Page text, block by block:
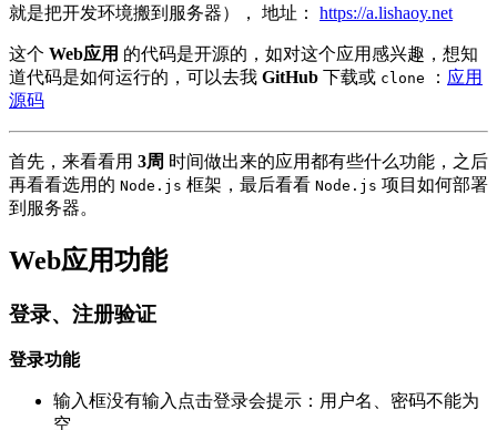
就是把开发环境搬到服务器）， 地址： https://a.lishaoy.net
这个 Web应用 的代码是开源的，如对这个应用感兴趣，想知
道代码是如何运行的，可以去我 GitHub 下载或 clone ： 应用
源码
首先，来看看用 3周 时间做出来的应用都有些什么功能，之后
再看看选用的 Node.js 框架，最后看看 Node.js 项目如何部署
到服务器。
Web应用功能
登录、注册验证
登录功能
输入框没有输入点击登录会提示：用户名、密码不能为
空